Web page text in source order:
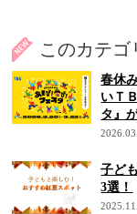
このカテゴ
春休
いＴ
タ』
子ど
3選！